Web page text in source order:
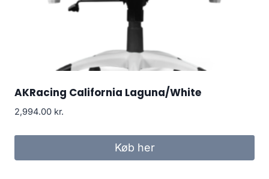
AKRacing California Laguna/White
2,994.00 kr.
Køb her